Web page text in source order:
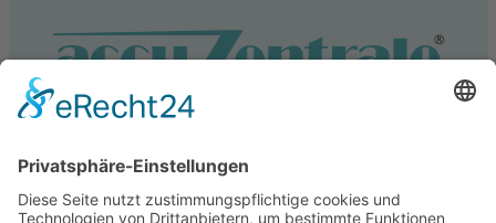
Service